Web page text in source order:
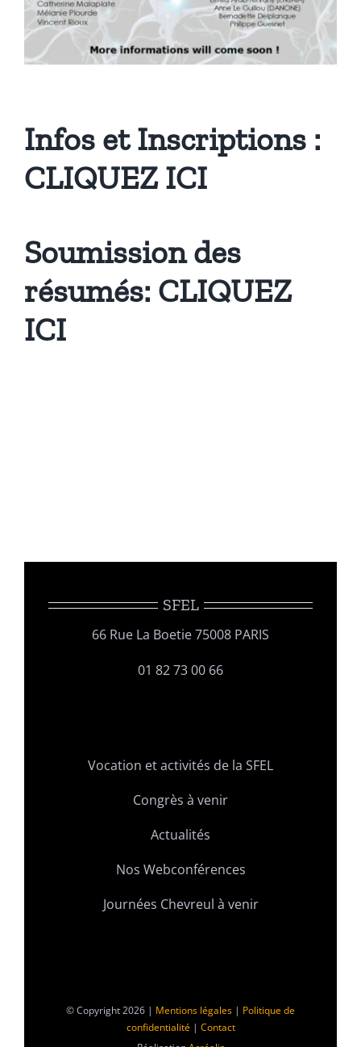
Infos et Inscriptions :
CLIQUEZ ICI
Soumission des
résumés: CLIQUEZ
ICI
SFEL
66 Rue La Boetie 75008 PARIS
01 82 73 00 66
Vocation et activités de la SFEL
Congrès à venir
Actualités
Nos Webconférences
Journées Chevreul à venir
© Copyright 2026 | Mentions légales | Politique de
confidentialité| Contact